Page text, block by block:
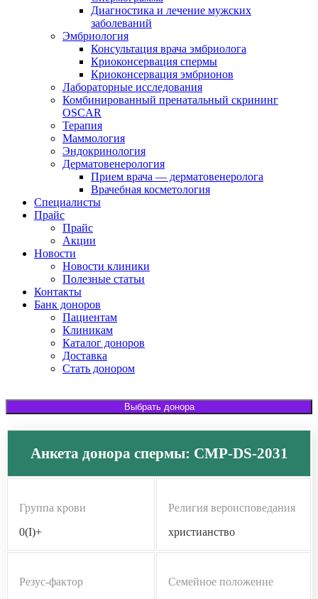
Диагностика и лечение мужских
заболеваний
Эмбриология
Консультация врача эмбриолога
Криоконсервация спермы
Криоконсервация эмбрионов
Лабораторные исследования
Комбинированный пренатальный скрининг
OSCAR
Терапия
Маммология
Эндокринология
Дерматовенерология
Прием врача — дерматовенеролога
Врачебная косметология
Специалисты
Прайс
Прайс
Акции
Новости
Новости клиники
Полезные статьи
Контакты
Банк доноров
Пациентам
Клиникам
Каталог доноров
Доставка
Стать донором
Выбрать донора
Анкета донора спермы: CMP-DS-2031
Группа крови
0(I)+
Религия вероисповедания
христианство
Резус-фактор
Семейное положение